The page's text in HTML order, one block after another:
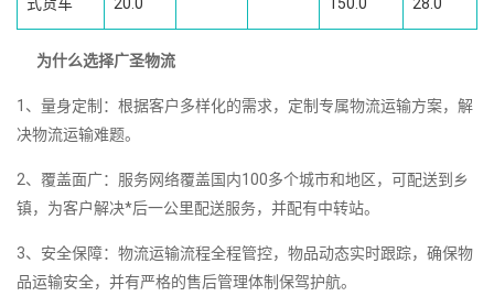
为什么选择广圣物流
1、量身定制：根据客户多样化的需求，定制专属物流运输方案，解
决物流运输难题。
2、覆盖面广：服务网络覆盖国内100多个城市和地区，可配送到乡
镇，为客户解决*后一公里配送服务，并配有中转站。
3、安全保障：物流运输流程全程管控，物品动态实时跟踪，确保物
品运输安全，并有严格的售后管理体制保驾护航。